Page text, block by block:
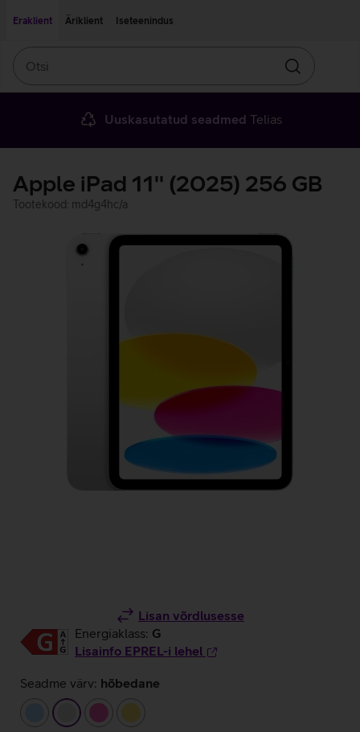
Eraklient
Äriklient Iseteenindus
Otsin
Uuskasutatud seadmed Telias
Apple iPad 11'' (2025) 256 GB
Tootekood: md4g4hc/a
Lisan võrdlusesse
Energiaklass: G
Lisainfo EPREL-i lehel
Seadme värv: hõbedane
helesininehõbedane
roosa kollane